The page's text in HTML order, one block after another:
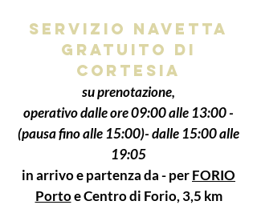
SERVIZIO NAVETTA
GRATUITO DI
CORTESIA
su prenotazione,
operativo dalle ore 09:00 alle 13:00 -
(pausa fino alle 15:00)- dalle 15:00 alle
19:05
in arrivo epartenza da - perFORIO
Portoe Centro di Forio, 3,5 km